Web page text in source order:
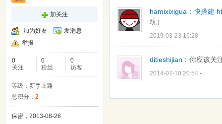
加关注
加为好友
发消息
举报
0
关注
0
粉丝
0
访客
等级： 新手上路
总积分： 2
保密，2013-08-26
hamixixigua：快搭建
坑）
2019-03-23 16:28 -
ditieshijian： 你应该关
2014-07-10 20:54 -